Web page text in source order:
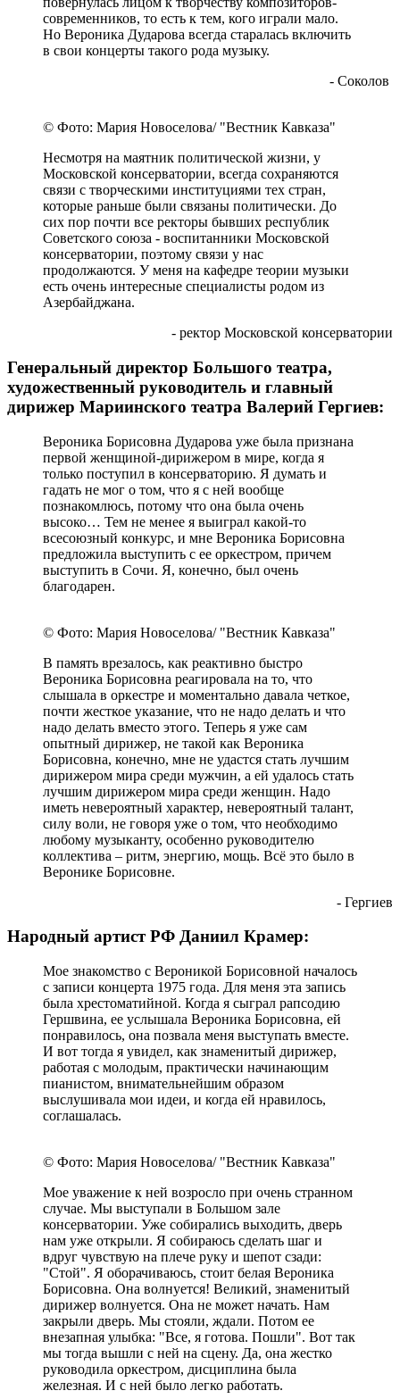
очень тесно. До этого она прошла великолепный
профессиональный путь, начиная с бакинской
школы-десятилетки и училища при ленинградской
консерватории. С таким багажом она поступила в
необычно, потому что как женская профессия
осталась единственной, вошедшей в Книгу
Гиннеса, как женщина более 50 лет, возглавлявшая
крупный симфонический оркестр.
Один из астероидов в космосе носит ее имя, но
внимания, а в том, что она возглавила оркестр,
которым руководила 29 лет. Она много
гастролировала, поэтому послужной список
чрезвычайно широк. Она одной из первых
повернулась лицом к творчеству композиторов-
современников, то есть к тем, кого играли мало.
Но Вероника Дударова всегда старалась включить
в свои концерты такого рода музыку.
- Соколов
© Фото: Мария Новоселова/ "Вестник Кавказа"
Несмотря на маятник политической жизни, у
Московской консерватории, всегда сохраняются
связи с творческими институциями тех стран,
которые раньше были связаны политически. До
сих пор почти все ректоры бывших республик
Советского союза - воспитанники Московской
консерватории, поэтому связи у нас
продолжаются. У меня на кафедре теории музыки
есть очень интересные специалисты родом из
Азербайджана.